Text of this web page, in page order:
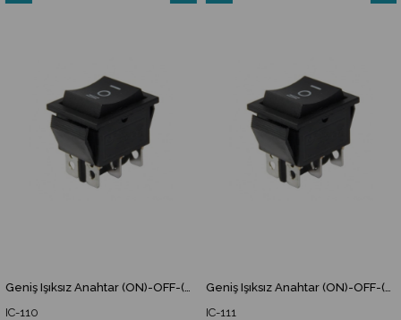
Geniş Işıksız Anahtar (ON)-OFF-(ON) 6P IC-110 Yaylı IC 110 IC110
IC-110
Geniş Işıksız Anahtar (ON)-OFF-(ON) 6P IC-111 Ok'lu Yaylı IC 111 IC111
IC-111